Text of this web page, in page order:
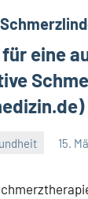
für eine
15.